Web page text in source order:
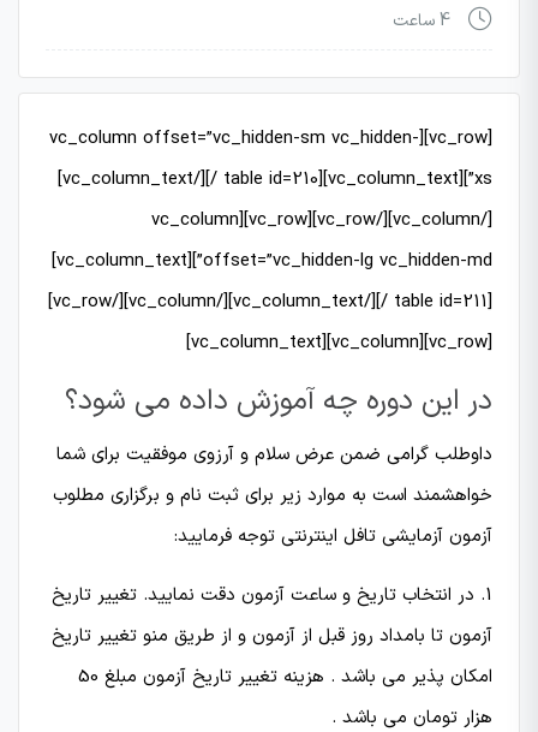
4 ساعت
[vc_row][vc_column offset=”vc_hidden-sm vc_hidden-
xs”][vc_column_text][table id=210 /][/vc_column_text]
[/vc_column][/vc_row][vc_row][vc_column
offset=”vc_hidden-lg vc_hidden-md”][vc_column_text]
[table id=211 /][/vc_column_text][/vc_column][/vc_row]
[vc_row][vc_column][vc_column_text]
در این دوره چه آموزش داده می شود؟
داوطلب گرامی ضمن عرض سلام و آرزوی موفقیت برای شما
خواهشمند است به موارد زیر برای ثبت نام و برگزاری مطلوب
آزمون آزمایشی تافل اینترنتی توجه فرمایید:
1. در انتخاب تاریخ و ساعت آزمون دقت نمایید. تغییر تاریخ
آزمون تا بامداد روز قبل از آزمون و از طریق منو تغییر تاریخ
امکان پذیر می باشد . هزینه تغییر تاریخ آزمون مبلغ 50
هزار تومان می باشد .